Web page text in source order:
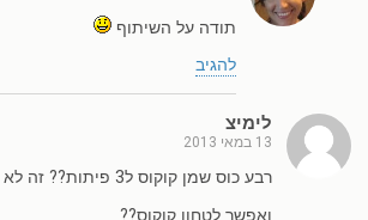
תודה על השיתוף
להגיב
לימיצ
13 במאי 2013
רבע כוס שמן קוקוס ל3 פיתות?? זה לא המון??
ואפשר לטחון קוקוס??